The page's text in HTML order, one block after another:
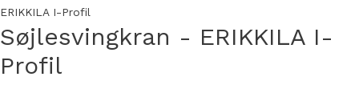
ERIKKILA I-Profil
Søjlesvingkran - ERIKKILA I-
Profil